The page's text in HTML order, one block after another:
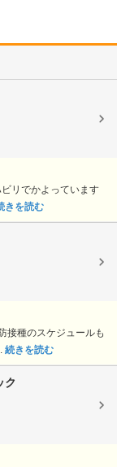
リでかよっています
きを読む
接種のスケジュールも
続きを読む
ク